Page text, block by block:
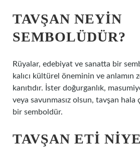
TAVŞAN NEYIN
SEMBOLÜDÜR?
Rüyalar, edebiyat ve sanatta bir
kalıcı kültürel öneminin ve anlamın
kanıtıdır. İster doğurganlık,
veya savunmasız olsun, tavşan
bir semboldür.
TAVŞAN ETI NIYE